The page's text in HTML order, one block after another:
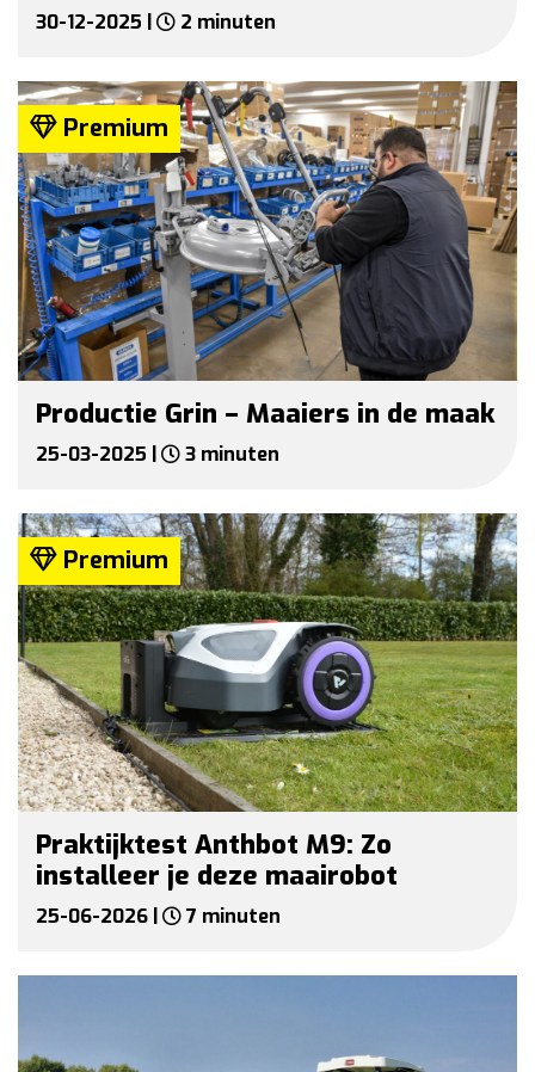
30-12-2025 | 2 minuten
Premium
Productie Grin – Maaiers in de maak
25-03-2025 | 3 minuten
Premium
Praktijktest Anthbot M9: Zo
installeer je deze maairobot
25-06-2026 | 7 minuten